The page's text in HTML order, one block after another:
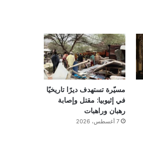
مسيّرة تستهدف ديرًا تاريخيًا
في إثيوبيا: مقتل وإصابة
رهبان وراهبات
7 أغسطس، 2026